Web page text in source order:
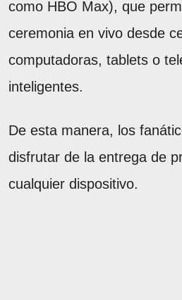
como HBO Max), que
ceremonia en vivo desde
computadoras, tablets o
inteligentes.
De esta manera, los
disfrutar de la entrega de
cualquier dispositivo.